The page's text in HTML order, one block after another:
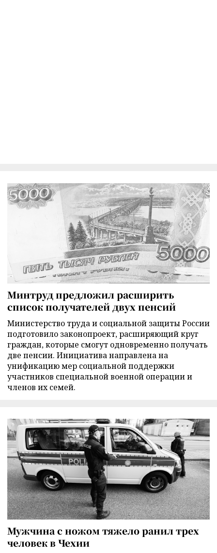
Минтруд предложил расширить
список получателей двух пенсий
Министерство труда и социальной защиты России
подготовило законопроект, расширяющий круг
граждан, которые смогут одновременно получать
две пенсии. Инициатива направлена на
унификацию мер социальной поддержки
участников специальной военной операции и
членов их семей.
Мужчина с ножом тяжело ранил трех
человек в Чехии